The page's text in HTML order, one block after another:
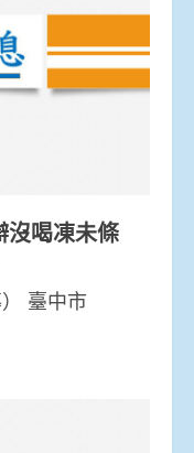
沒喝凍未條
臺中市